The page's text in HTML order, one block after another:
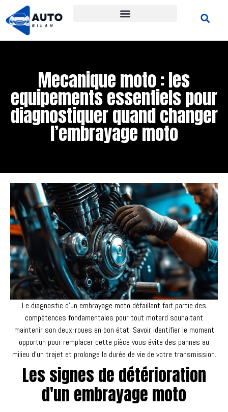
Mecanique moto : les
equipements essentiels pour
diagnostiquer quand changer
l’embrayage moto
Le diagnostic d'un embrayage moto défaillant fait partie des
compétences fondamentales pour tout motard souhaitant
maintenir son deux-roues en bon état. Savoir identifier le moment
opportun pour remplacer cette pièce vous évite des pannes au
milieu d'un trajet et prolonge la durée de vie de votre transmission.
Les signes de détérioration
d'un embrayage moto